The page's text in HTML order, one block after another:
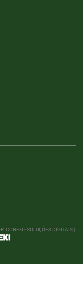
CONEKI - SOLUÇÕES DIGITAIS |